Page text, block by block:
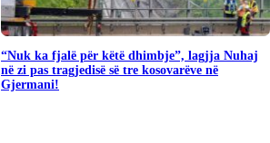
“Nuk ka fjalë për këtë dhimbje”, lagjja Nuhaj
në zi pas tragjedisë së tre kosovarëve në
Gjermani!